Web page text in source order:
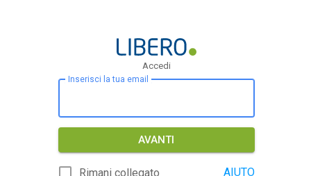
Accedi
Inserisci la tua email
AVANTI
Rimani collegato AIUTO